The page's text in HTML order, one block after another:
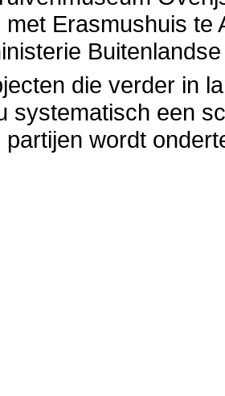
Erasmushuis te
die verder in
systematisch een
partijen wordt